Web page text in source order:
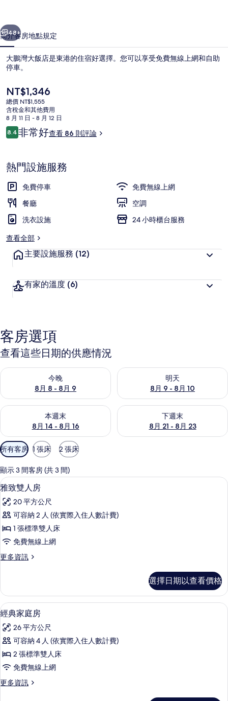
相
片
集
個 下一個
48+
簡介客房地點規定
大鵬灣大飯店是東港的住宿好選擇。您可以享受免費無線上網和自助
停車。
目
前
的
價
格
是
NT$1,346
總價 NT$1,555
含稅金和其他費用
8 月 11 日 - 8 月 12 日
評
論
8.48.4 分，滿分 10 分，
非常好查看 86 則評論
熱門設施服務
免費停車
免費無線上網
餐廳
空調
洗衣設施
24 小時櫃台服務
查看全部
主要設施服務 (12)
有家的溫度 (6)
客房選項
查看這些日期的供應情況
今晚
8月 8 - 8月 9
查看今晚 (8月 8 - 8月 9) 的供應情況
明天
8月 9 - 8月 10
查看明天 (8月 9 - 8月 10) 的供
本週末
8月 14 - 8月 16
查看本週末 (8月 14 - 8月 16) 的供應情況
下週末
8月 21 - 8月 23
查看下週末 (8月 21 - 8月 23)
可
用
的
客
房
篩
選
條
所有客房 1 張床 2 張床
顯示 3 間客房 (共 3 間)
顯
示
雅
致
雙
房
所
有
相
片
雅致雙人房 | 書桌、熨斗/熨衣板、免
4
雅致雙人房
20 平方公尺
可容納 2 人 (依實際入住人數計費)
1 張標準雙人床
免費無線上網
更多資訊
更
雙
人
房
詳
情
選擇日期以查看價格
顯
示
經
典
家
房
經典家庭房 | 書桌、熨斗/熨衣板、免
2
經典家庭房
26 平方公尺
可容納 4 人 (依實際入住人數計費)
2 張標準雙人床
免費無線上網
更多資訊
更